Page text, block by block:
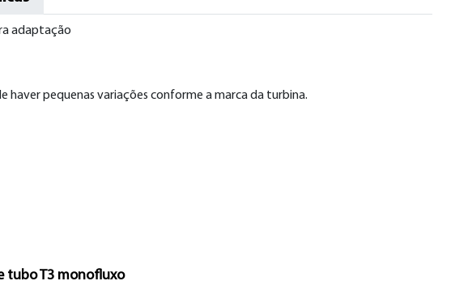
adaptação
haver pequenas variações conforme a marca da turbina.
tubo T3 monofluxo